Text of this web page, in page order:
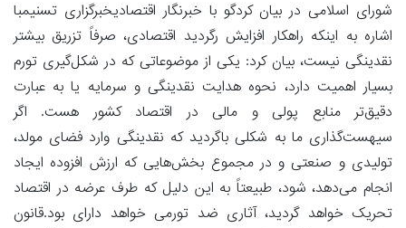
شورای اسلامی در بیان کردگو با خبرنگار اقتصادیخبرگزاری تسنیمبا
اشاره به اینکه راهکار افزایش رگردید اقتصادی، صرفاً تزریق بیشتر
نقدینگی نیست، بیان کرد: یکی از موضوعاتی که در شکل‌گیری تورم
بسیار اهمیت دارد، نحوه هدایت نقدینگی و سرمایه یا به عبارت
دقیق‌تر منابع پولی و مالی در اقتصاد کشور هست. اگر
سیهست‌گذاری ما به شکلی باگردید که نقدینگی وارد فضای مولد،
تولیدی و صنعتی و در مجموع بخش‌‌هایی که ارزش افزوده ایجاد
انجام می‌دهد، شود، طبیعتاً به این دلیل که طرف عرضه در اقتصاد
تحریک خواهد گردید، آثاری ضد تورمی خواهد دارای بود‌.قانون